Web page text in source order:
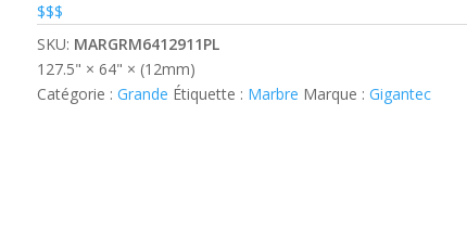
$$$
SKU: MARGRM6412911PL
127.5" × 64" × (12mm)
Catégorie : Grande Étiquette : Marbre Marque : Gigantec